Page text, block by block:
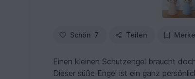
Schön 7 Teilen
Einen kleinen Schutzengel braucht
Dieser süße Engel ist ein ganz